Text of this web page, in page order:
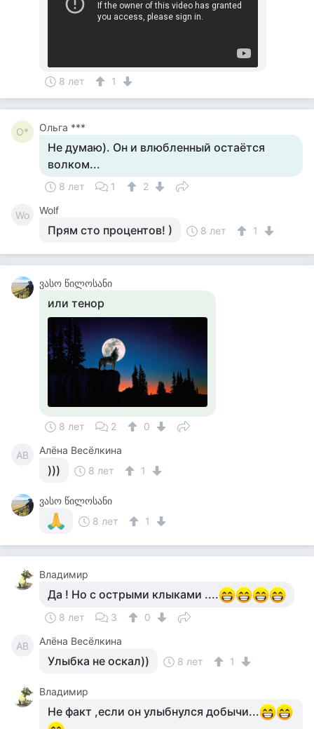
8 лет 1
О* Ольга ***
Не думаю). Он и влюбленный остаётся
волком...
8 лет 1 2
Wo Wolf
Прям сто процентов! ) 8 лет 1
ვასო წილოსანი
или тенор
8 лет 2 0
АВ Алёна Весёлкина
))) 8 лет 1
ვასო წილოსანი
8 лет
1
Владимир
Да ! Но с острыми клыками ....
8 лет 3 0
АВ Алёна Весёлкина
Улыбка не оскал)) 8 лет 1
Владимир
Не факт ,если он улыбнулся добычи...